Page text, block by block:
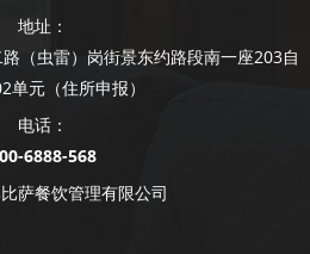
地址：
（虫雷）岗街景东约路段南一座203自
单元（住所申报）
电话：
6888-568
萨餐饮管理有限公司